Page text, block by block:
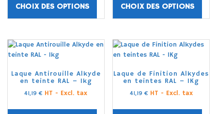
CHOIX DES OPTIONS CHOIX DES OPTIONS
Laque Antirouille Alkyde
en teinte RAL – 1kg
41,19€ HT - Excl. tax
Laque de Finition Alkydes
en teintes RAL – 1Kg
41,19 € HT - Excl. tax